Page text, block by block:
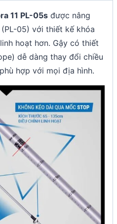
11 PL-05s được nâng
05) với thiết kế khóa
hoạt hơn. Gậy có thiết
dễ dàng thay đổi chiều
hợp với mọi địa hình.